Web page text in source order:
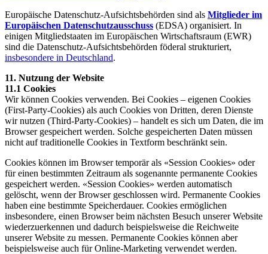
Europäische Datenschutz-Aufsichtsbehörden sind als Mitglieder im
Europäischen Datenschutzausschuss (EDSA) organisiert. In
einigen Mitgliedstaaten im Europäischen Wirtschaftsraum (EWR)
sind die Datenschutz-Aufsichtsbehörden föderal strukturiert,
insbesondere in Deutschland.
11. Nutzung der Website
11.1 Cookies
Wir können Cookies verwenden. Bei Cookies – eigenen Cookies
(First-Party-Cookies) als auch Cookies von Dritten, deren Dienste
wir nutzen (Third-Party-Cookies) – handelt es sich um Daten, die im
Browser gespeichert werden. Solche gespeicherten Daten müssen
nicht auf traditionelle Cookies in Textform beschränkt sein.
Cookies können im Browser temporär als «Session Cookies» oder
für einen bestimmten Zeitraum als sogenannte permanente Cookies
gespeichert werden. «Session Cookies» werden automatisch
gelöscht, wenn der Browser geschlossen wird. Permanente Cookies
haben eine bestimmte Speicherdauer. Cookies ermöglichen
insbesondere, einen Browser beim nächsten Besuch unserer Website
wiederzuerkennen und dadurch beispielsweise die Reichweite
unserer Website zu messen. Permanente Cookies können aber
beispielsweise auch für Online-Marketing verwendet werden.